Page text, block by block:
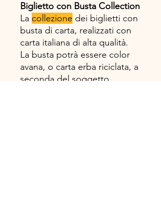
Biglietto con Busta Collection
La collezione dei biglietti con
busta di carta, realizzati con
carta italiana di alta qualità.
La busta potrà essere color
avana, o carta erba riciclata, a
seconda del soggetto.